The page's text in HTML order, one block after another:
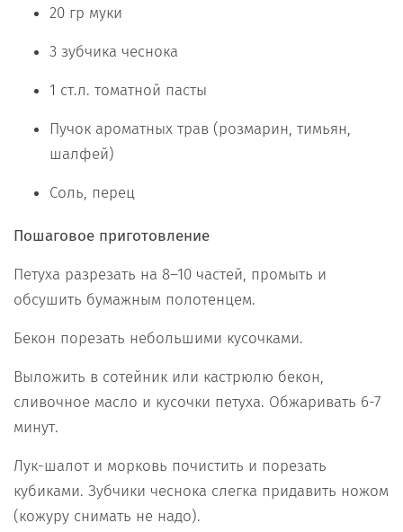
20 гр муки
3 зубчика чеснока
1 ст.л. томатной пасты
Пучок ароматных трав (розмарин, тимьян,
шалфей)
Соль, перец
Пошаговое приготовление
Петуха разрезать на 8–10 частей, промыть и
обсушить бумажным полотенцем.
Бекон порезать небольшими кусочками.
Выложить в сотейник или кастрюлю бекон,
сливочное масло и кусочки петуха. Обжаривать 6-7
минут.
Лук-шалот и морковь почистить и порезать
кубиками. Зубчики чеснока слегка придавить ножом
(кожуру снимать не надо).